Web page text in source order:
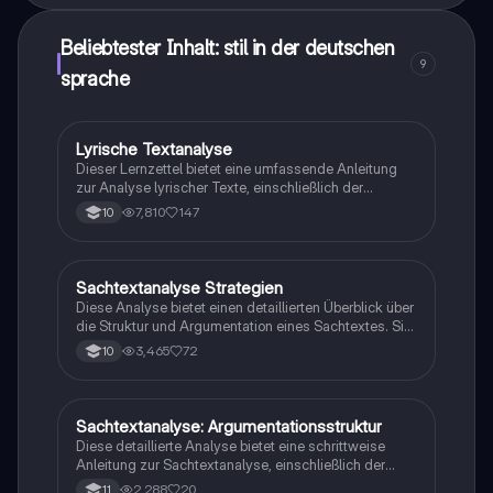
Beliebtester Inhalt: stil in der deutschen
sprache
9
Deutsch
Lyrische Textanalyse
Dieser Lernzettel bietet eine umfassende Anleitung
zur Analyse lyrischer Texte, einschließlich der
Untersuchung von Metrum, Reimschema und
sprachlichen Mitteln. Er behandelt verschiedene
sowie zur Interpretation von Gedichten und anderen
literarischen Texten. Ideal für Schüler, die sich auf
Prüfungen vorbereiten.
10 7,810 147
Deutsch
Sachtextanalyse Strategien
Diese Analyse bietet einen detaillierten Überblick über
die Struktur und Argumentation eines Sachtextes. Sie
umfasst die Einleitung, den Hauptteil und den
Schluss, sowie die verwendeten sprachlichen Mittel
Auseinandersetzung von Texten beschäftigen
möchten.
10 3,465 72
Deutsch
Sachtextanalyse: Argumentationsstruktur
Diese detaillierte Analyse bietet eine schrittweise
Anleitung zur Sachtextanalyse, einschließlich der
Definition von Operatoren, der Gliederung in
2,288 20